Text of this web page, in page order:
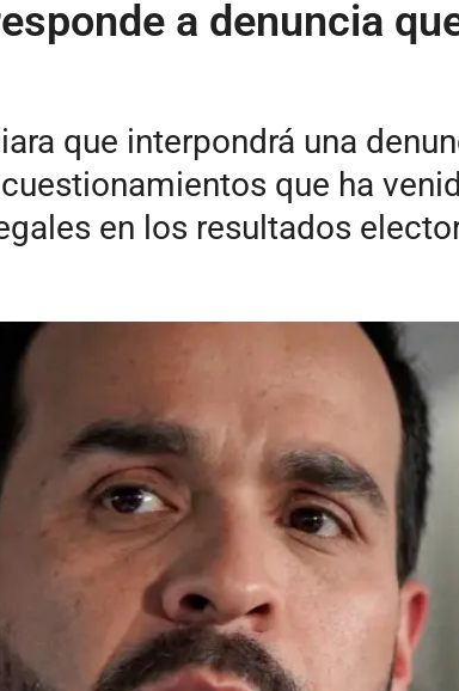
a denuncia
que interpondrá una
que ha
en los resultados